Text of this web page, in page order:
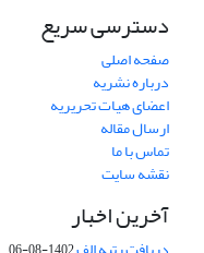
دسترسی سریع
صفحه اصلی
درباره نشریه
اعضای هیات تحریریه
ارسال مقاله
تماس با ما
نقشه سایت
آخرین اخبار